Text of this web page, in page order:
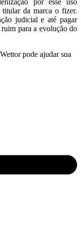
por esse uso
da marca o fizer.
judicial e até pagar
para a evolução do
pode ajudar sua